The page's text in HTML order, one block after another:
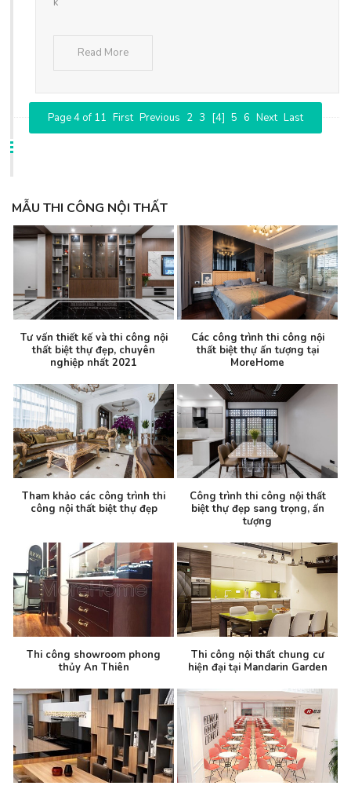
Read More
Page 4 of 11 First Previous 2 3 [4] 5 6 Next Last
MẪU THI CÔNG NỘI THẤT
Tư vấn thiết kế và thi công nội
thất biệt thự đẹp, chuyên
nghiệp nhất 2021
Các công trình thi công nội
thất biệt thự ấn tượng tại
MoreHome
Tham khảo các công trình thi
công nội thất biệt thự đẹp
Công trình thi công nội thất
biệt thự đẹp sang trọng, ấn
tượng
Thi công showroom phong
thủy An Thiên
Thi công nội thất chung cư
hiện đại tại Mandarin Garden